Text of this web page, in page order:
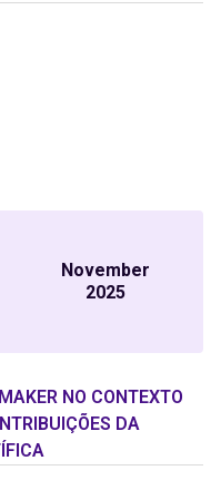
November
2025
NO CONTEXTO
DA